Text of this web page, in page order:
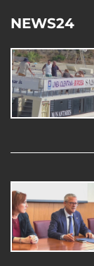
NEWS24